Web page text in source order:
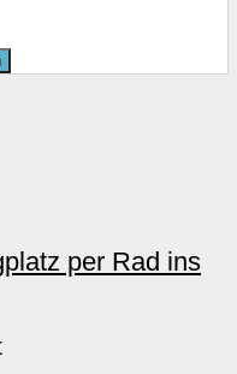
per Rad ins